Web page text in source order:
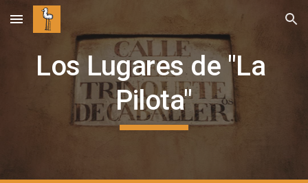
Skip to main content Skip to navigation
Los Lugares de "La
Pilota"